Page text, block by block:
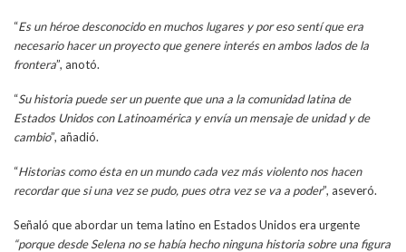
“Es un héroe desconocido en muchos lugares y por eso sentí que era
necesario hacer un proyecto que genere interés en ambos lados de la
frontera”, anotó.
“Su historia puede ser un puente que una a la comunidad latina de
Estados Unidos con Latinoamérica y envía un mensaje de unidad y de
cambio”, añadió.
“Historias como ésta en un mundo cada vez más violento nos hacen
recordar que si una vez se pudo, pues otra vez se va a poder”, aseveró.
Señaló que abordar un tema latino en Estados Unidos era urgente
“porque desde Selena no se había hecho ninguna historia sobre una figura